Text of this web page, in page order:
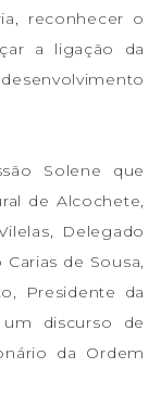
reconhecer o
a ligação da
Solene que
de Alcochete,
Delegado
de Sousa,
Presidente da
discurso de
da Ordem